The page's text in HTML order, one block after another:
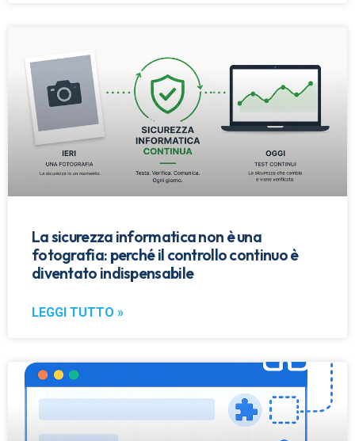
La sicurezza informatica non è una
fotografia: perché il controllo continuo è
diventato indispensabile
LEGGI TUTTO »